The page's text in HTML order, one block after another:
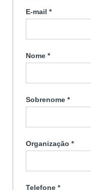
E-mail *
Nome *
Sobrenome *
Organização *
Telefone *